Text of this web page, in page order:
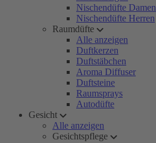
Nischendüfte Damen
Nischendüfte Herren
Raumdüfte
Alle anzeigen
Duftkerzen
Duftstäbchen
Aroma Diffuser
Duftsteine
Raumsprays
Autodüfte
Gesicht
Alle anzeigen
Gesichtspflege